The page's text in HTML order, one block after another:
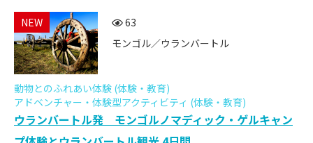
NEW
63
モンゴル／ウランバートル
動物とのふれあい体験 (体験・教育)
アドベンチャー・体験型アクティビティ (体験・教育)
ウランバートル発 モンゴルノマディック・ゲルキャン